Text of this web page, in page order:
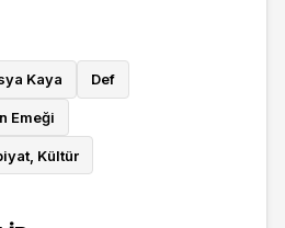
Kaya Def
Emeği
Kültür